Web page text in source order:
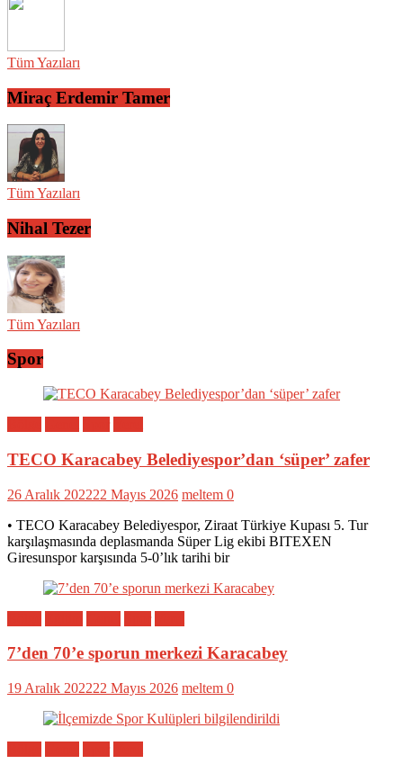
Tüm Yazıları
Miraç Erdemir Tamer
Tüm Yazıları
Nihal Tezer
Tüm Yazıları
Spor
TECO Karacabey Belediyespor’dan ‘süper’ zafer
26 Aralık 202222 Mayıs 2026 meltem 0
• TECO Karacabey Belediyespor, Ziraat Türkiye Kupası 5. Tur
karşılaşmasında deplasmanda Süper Lig ekibi BITEXEN
Giresunspor karşısında 5-0’lık tarihi bir
7’den 70’e sporun merkezi Karacabey
19 Aralık 202222 Mayıs 2026 meltem 0